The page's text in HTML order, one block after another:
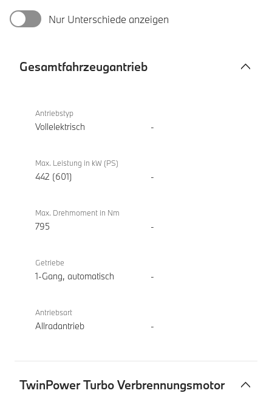
Nur Unterschiede anzeigen
Gesamtfahrzeugantrieb
i4
M60
Coupé
Antriebstyp
Vollelektrisch -
Max. Leistung in kW (PS)
442 (601) -
Max. Drehmoment in Nm
795 -
Getriebe
1-Gang, automatisch -
Antriebsart
Allradantrieb -
TwinPower Turbo Verbrennungsmotor